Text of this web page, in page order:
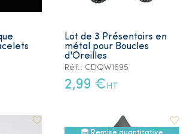
Lot de 3 Présentoirs en
métal pour Boucles
d'Oreilles
Réf.: CDQW1695
2,99 € HT
Remise quantitative